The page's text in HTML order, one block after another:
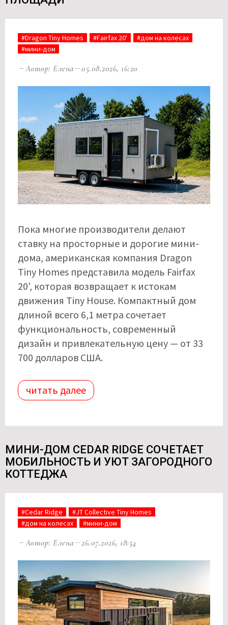
#Dragon Tiny Homes #Fairfax 20'
#дом на колесах
#мини-дом
Автор: Елена 05.08.2026, 16:20
Пока многие производители делают
ставку на просторные и дорогие мини-
дома, американская компания Dragon
Tiny Homes представила модель Fairfax
20', которая возвращает к истокам
движения Tiny House. Компактный дом
длиной всего 6,1 метра сочетает
функциональность, современный
дизайн и привлекательную цену — от 33
700 долларов США.
читать далее
МИНИ-ДОМ CEDAR RIDGE СОЧЕТАЕТ
МОБИЛЬНОСТЬ И УЮТ ЗАГОРОДНОГО
КОТТЕДЖА
#Cedar Ridge
#JT Collective Tiny Homes
#дом на колесах
#мини-дом
Автор: Елена 26.07.2026, 18:54